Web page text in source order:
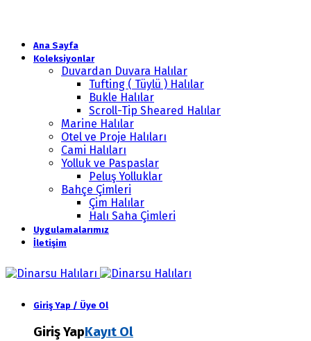
Ana Sayfa
Koleksiyonlar
Duvardan Duvara Halılar
Tufting ( Tüylü ) Halılar
Bukle Halılar
Scroll-Tip Sheared Halılar
Marine Halılar
Otel ve Proje Halıları
Cami Halıları
Yolluk ve Paspaslar
Peluş Yolluklar
Bahçe Çimleri
Çim Halılar
Halı Saha Çimleri
Uygulamalarımız
İletişim
Giriş Yap / Üye Ol
Giriş YapKayıt Ol